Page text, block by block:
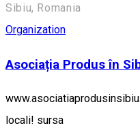
Sibiu, Romania
Organization
Asociația Produs în
locali! sursa